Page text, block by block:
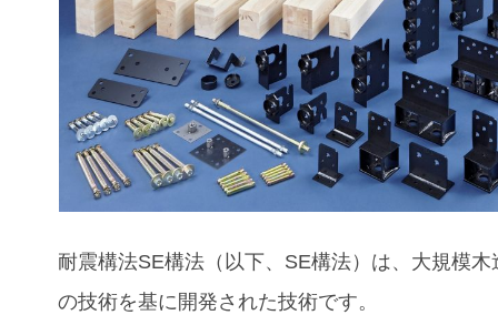
耐震構法SE構法（以下、SE構法）は、大規模木
の技術を基に開発された技術です。